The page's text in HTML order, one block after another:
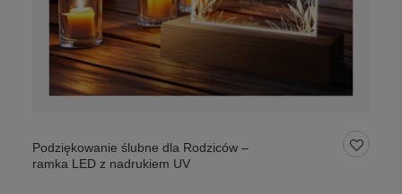
Podziękowanie ślubne dla Rodziców –
ramka LED z nadrukiem UV